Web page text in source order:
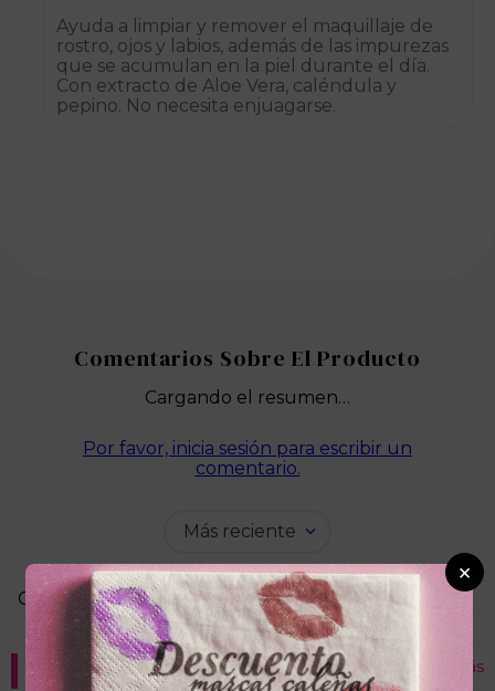
Ayuda a limpiar y remover el maquillaje de
rostro, ojos y labios, además de las impurezas
que se acumulan en la piel durante el día.
Con extracto de Aloe Vera, caléndula y
pepino. No necesita enjuagarse.
Cargando el resumen…
Por favor, inicia sesión para escribir un
comentario.
Más reciente
Cargando comentarios…
Recomendados para ti Ver más
×